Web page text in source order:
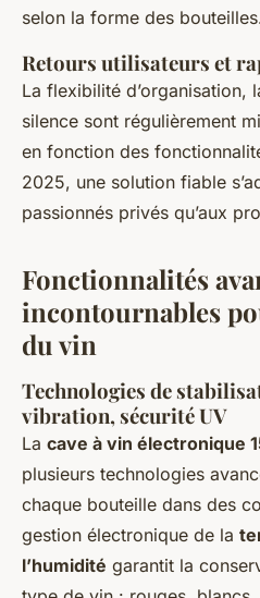
selon la forme des
Retours utilisateurs et
La flexibilité d’organisation,
silence sont régulièrement
en fonction des
2025, une solution fiable
passionnés privés qu’aux
Fonctionnalités
incontournables
du vin
Technologies de
vibration, sécurité UV
La cave à vin électronique
plusieurs technologies
chaque bouteille dans des
gestion électronique de la
l’humidité garantit la